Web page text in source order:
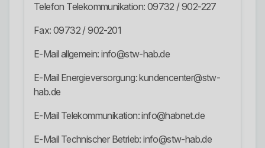
Telefon Telekommunikation: 09732 / 902-227
Fax: 09732 / 902-201
E-Mail allgemein: info@stw-hab.de
E-Mail Energieversorgung: kundencenter@stw-
hab.de
E-Mail Telekommunikation: info@habnet.de
E-Mail Technischer Betrieb: info@stw-hab.de